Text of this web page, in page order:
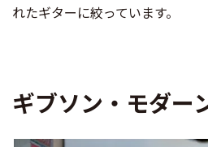
れたギターに絞っています。
ギブソン・モダー